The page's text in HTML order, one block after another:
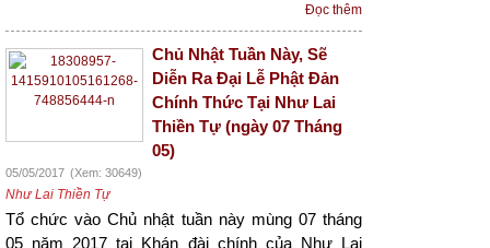
Đọc thêm
Chủ Nhật Tuần Này, Sẽ
Diễn Ra Đại Lễ Phật Đản
Chính Thức Tại Như Lai
Thiền Tự (ngày 07 Tháng
05)
05/05/2017 (Xem: 30649)
Như Lai Thiền Tự
Tổ chức vào Chủ nhật tuần này mùng 07 tháng
05 năm 2017 tại Khán đài chính của Như Lai